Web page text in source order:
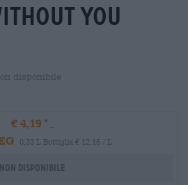
you
disponibile
€ 4,19
0,33 L Bottiglia € 12,15 / L
Non disponibile